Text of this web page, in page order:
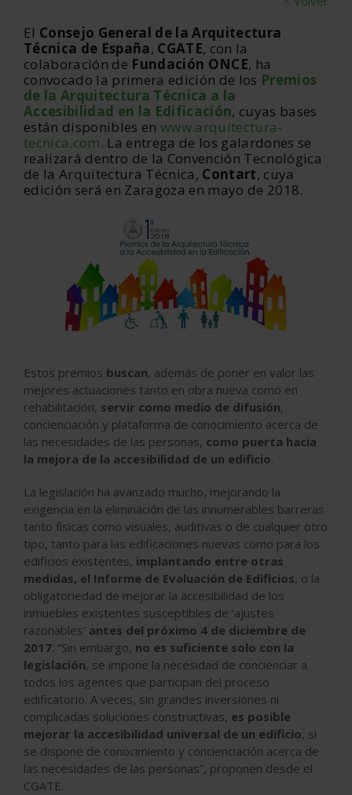
El Consejo General de la Arquitectura
Técnica de España, CGATE, con la
colaboración de Fundación ONCE, ha
convocado la primera edición de los Premios
de la Arquitectura Técnica a la
Accesibilidad en la Edificación, cuyas bases
están disponibles en www.arquitectura-
tecnica.com. La entrega de los galardones se
realizará dentro de la Convención Tecnológica
de la Arquitectura Técnica, Contart, cuya
edición será en Zaragoza en mayo de 2018.
Estos premios buscan, además de poner en valor las
mejores actuaciones tanto en obra nueva como en
rehabilitación, servir como medio de difusión,
concienciación y plataforma de conocimiento acerca de
las necesidades de las personas, como puerta hacia
la mejora de la accesibilidad de un edificio.
La legislación ha avanzado mucho, mejorando la
exigencia en la eliminación de las innumerables barreras
tanto físicas como visuales, auditivas o de cualquier otro
tipo, tanto para las edificaciones nuevas como para los
edificios existentes, implantando entre otras
medidas, el Informe de Evaluación de Edificios, o la
obligatoriedad de mejorar la accesibilidad de los
inmuebles existentes susceptibles de ‘ajustes
razonables’ antes del próximo 4 de diciembre de
2017. “Sin embargo, no es suficiente solo con la
legislación, se impone la necesidad de concienciar a
todos los agentes que participan del proceso
edificatorio. A veces, sin grandes inversiones ni
complicadas soluciones constructivas, es posible
mejorar la accesibilidad universal de un edificio, si
se dispone de conocimiento y concienciación acerca de
las necesidades de las personas”, proponen desde el
CGATE.